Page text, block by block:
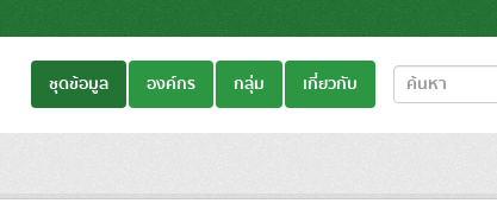
ชุดข้อมูล องค์กร กลุ่ม เกี่ยวกับ